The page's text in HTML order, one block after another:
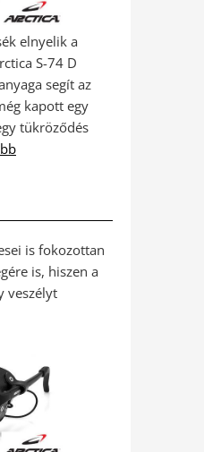
elnyelik a
S-74 D
segít az
kapott egy
tükröződés
is fokozottan
is, hiszen a
veszélyt